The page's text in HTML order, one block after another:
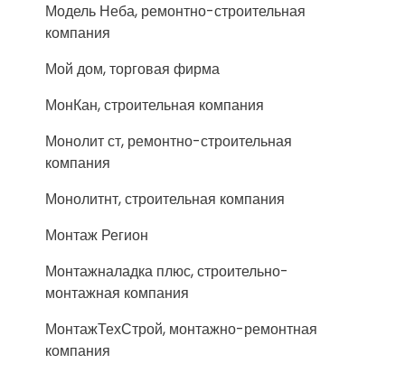
Модель Неба, ремонтно-строительная
компания
Мой дом, торговая фирма
МонКан, строительная компания
Монолит ст, ремонтно-строительная
компания
Монолитнт, строительная компания
Монтаж Регион
Монтажналадка плюс, строительно-
монтажная компания
МонтажТехСтрой, монтажно-ремонтная
компания